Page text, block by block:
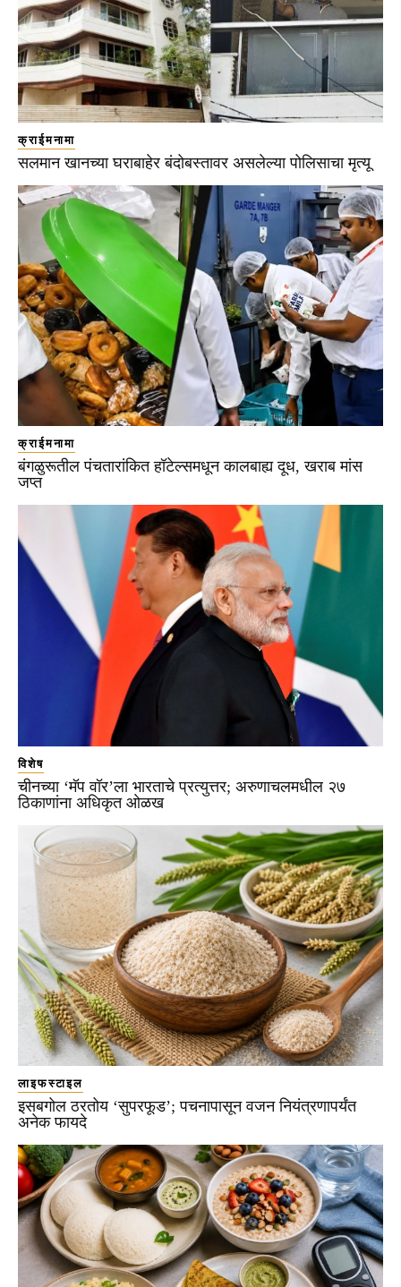
क्राईमनामा
सलमान खानच्या घराबाहेर बंदोबस्तावर असलेल्या पोलिसाचा मृत्यू
क्राईमनामा
बंगळुरूतील पंचतारांकित हॉटेल्समधून कालबाह्य दूध, खराब मांस
जप्त
विशेष
चीनच्या ‘मॅप वॉर’ला भारताचे प्रत्युत्तर; अरुणाचलमधील २७
ठिकाणांना अधिकृत ओळख
लाइफस्टाइल
इसबगोल ठरतोय ‘सुपरफूड’; पचनापासून वजन नियंत्रणापर्यंत
अनेक फायदे